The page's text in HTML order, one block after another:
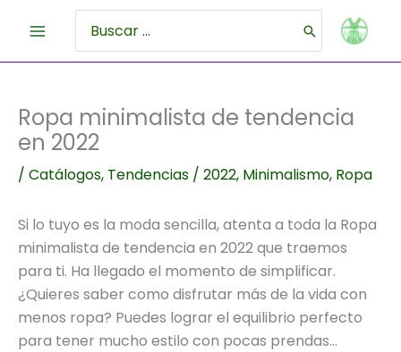
contenido
Buscar
por:
Ropa minimalista de tendencia
en 2022
/ Catálogos, Tendencias / 2022, Minimalismo, Ropa
Si lo tuyo es la moda sencilla, atenta a toda la Ropa
minimalista de tendencia en 2022 que traemos
para ti. Ha llegado el momento de simplificar.
¿Quieres saber como disfrutar más de la vida con
menos ropa? Puedes lograr el equilibrio perfecto
para tener mucho estilo con pocas prendas…